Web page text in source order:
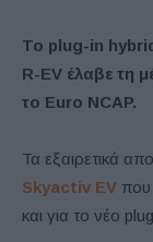
Το plug-in
R-EV έλαβε τη
τo Euro NCAP.
Τα εξαιρετικά
Skyactiv EV που
και για το νέο